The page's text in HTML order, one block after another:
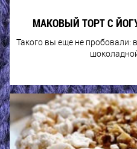
МАКОВЫЙ ТОРТ С
Такого вы еще не пробовали: